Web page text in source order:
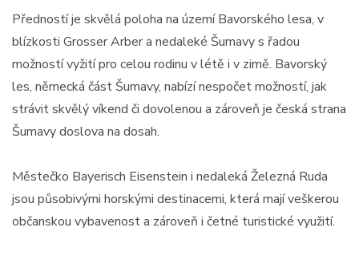
Předností je skvělá poloha na území Bavorského lesa, v
blízkosti Grosser Arber a nedaleké Šumavy s řadou
možností vyžití pro celou rodinu v létě i v zimě. Bavorský
les, německá část Šumavy, nabízí nespočet možností, jak
strávit skvělý víkend či dovolenou a zároveň je česká strana
Šumavy doslova na dosah.
Městečko Bayerisch Eisenstein i nedaleká Železná Ruda
jsou působivými horskými destinacemi, která mají veškerou
občanskou vybavenost a zároveň i četné turistické využití.